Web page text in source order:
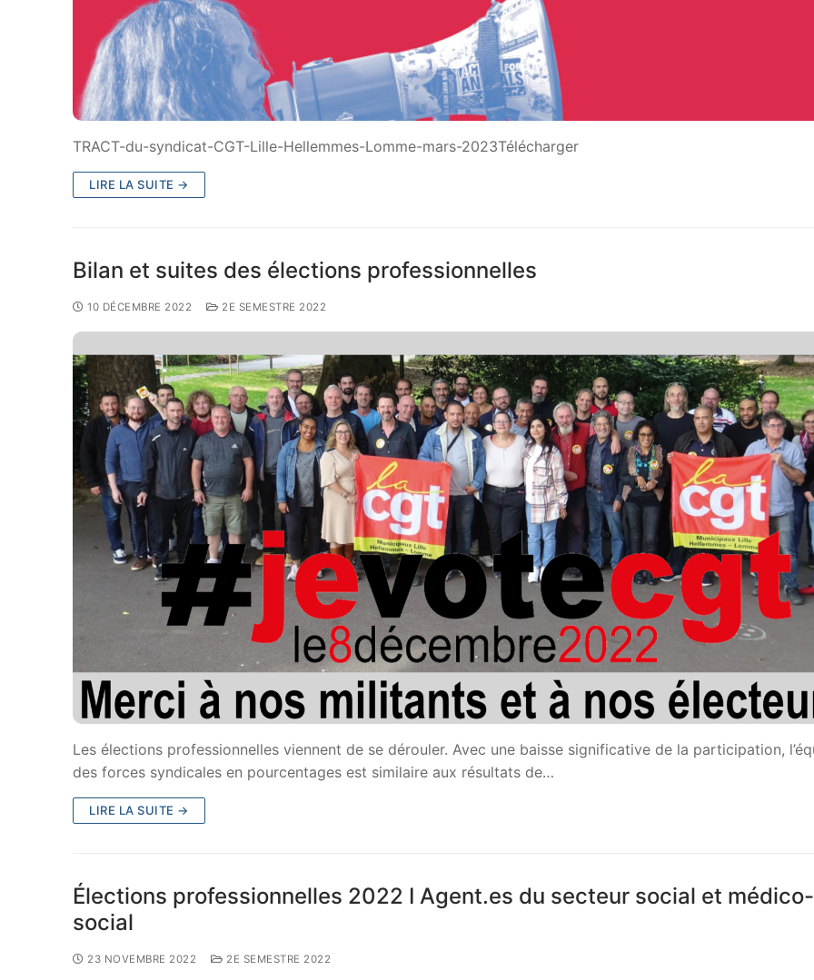
TRACT-du-syndicat-CGT-Lille-Hellemmes-Lomme-mars-2023Télécharger
LIRE LA SUITE →
Bilan et suites des élections professionnelles
10 DÉCEMBRE 2022 2E SEMESTRE 2022
Les élections professionnelles viennent de se dérouler. Avec une baisse significative de la participation,
des forces syndicales en pourcentages est similaire aux résultats de…
LIRE LA SUITE →
Élections professionnelles 2022 I Agent.es du secteur social et médico-
social
23 NOVEMBRE 2022 2E SEMESTRE 2022